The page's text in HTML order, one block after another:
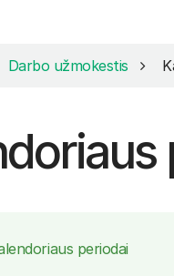
Darbo užmokestis
periodai